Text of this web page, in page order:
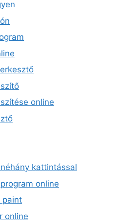
online
kattintással
online
paint
online